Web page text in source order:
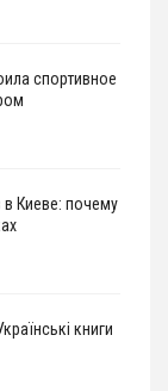
спортивное
Киеве: почему
книги